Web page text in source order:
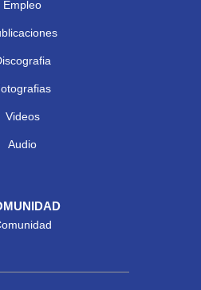
Empleo
Videos
Audio